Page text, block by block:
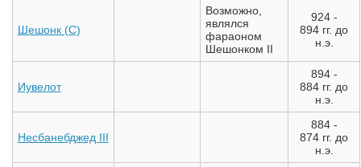
Шешонк (С)
Возможно,
являлся
фараоном
Шешонком II
924 -
894 гг. до
н.э.
Иувелот
894 -
884 гг. до
н.э.
Несбанебджед III
884 -
874 гг. до
н.э.